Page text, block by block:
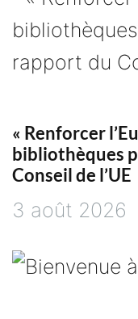
t
i
n
d
« Renforcer
bibliothèques
Conseil de l’UE
3 août 2026